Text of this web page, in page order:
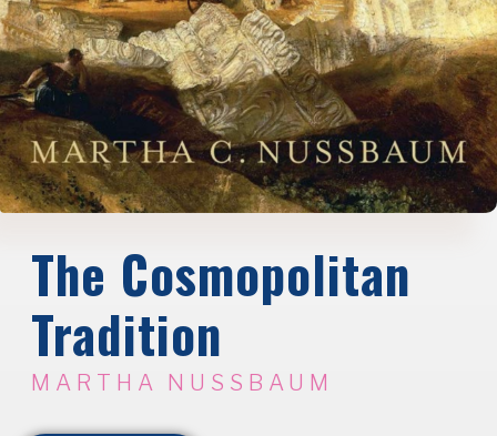
The Cosmopolitan
Tradition
MARTHA NUSSBAUM